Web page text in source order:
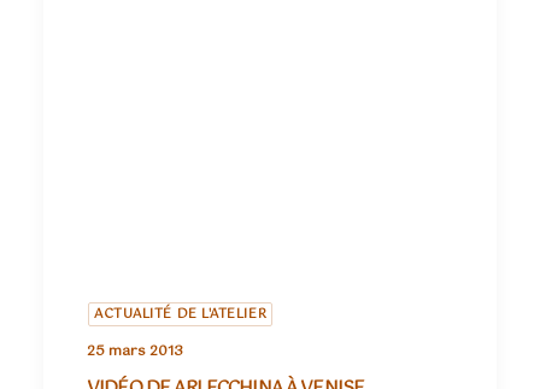
ACTUALITÉ DE L'ATELIER
25 mars 2013